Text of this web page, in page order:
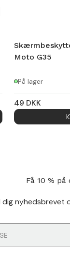
Moto G35
På lager
49 DKK
Få 10 %
dig nyhedsbrevet